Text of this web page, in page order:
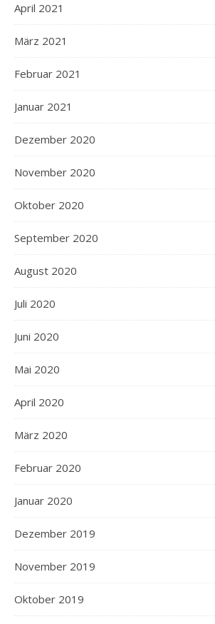
April 2021
März 2021
Februar 2021
Januar 2021
Dezember 2020
November 2020
Oktober 2020
September 2020
August 2020
Juli 2020
Juni 2020
Mai 2020
April 2020
März 2020
Februar 2020
Januar 2020
Dezember 2019
November 2019
Oktober 2019